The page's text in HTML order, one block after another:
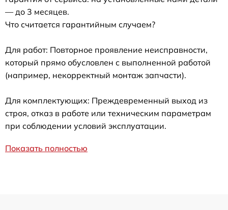
— до 3 месяцев.
Что считается гарантийным случаем?
Для работ: Повторное проявление неисправности,
который прямо обусловлен с выполненной работой
(например, некорректный монтаж запчасти).
Для комплектующих: Преждевременный выход из
строя, отказ в работе или техническим параметрам
при соблюдении условий эксплуатации.
Показать полностью